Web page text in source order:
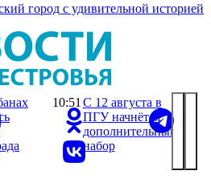
город с удивительной историей
10:51 С 12 августа в
ПГУ начнётся
дополнительный
набор